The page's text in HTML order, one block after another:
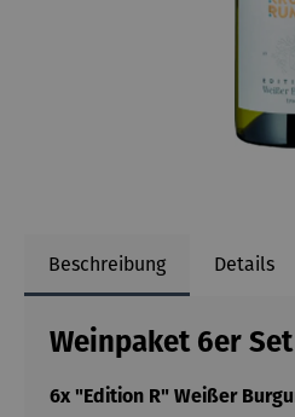
Beschreibung Details
Weinpaket 6er
6x "Edition R" Weißer